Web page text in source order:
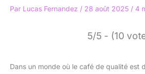
Par Lucas Fernandez / 28 août 2025 / 4
5/5 - (10
Dans un monde où le café de qualité est